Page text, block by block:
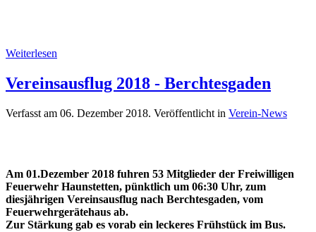
Weiterlesen
Vereinsausflug 2018 - Berchtesgaden
Verfasst am 06. Dezember 2018. Veröffentlicht in Verein-News
Am 01.Dezember 2018 fuhren 53 Mitglieder der Freiwilligen
Feuerwehr Haunstetten, pünktlich um 06:30 Uhr, zum
diesjährigen Vereinsausflug nach Berchtesgaden, vom
Feuerwehrgerätehaus ab.
Zur Stärkung gab es vorab ein leckeres Frühstück im Bus.